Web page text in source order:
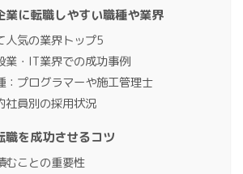
業に転職しやすい職種や業界
人気の業界トップ5
業・IT業界での成功事例
：プログラマーや施工管理士
社員別の採用状況
職を成功させるコツ
むことの重要性